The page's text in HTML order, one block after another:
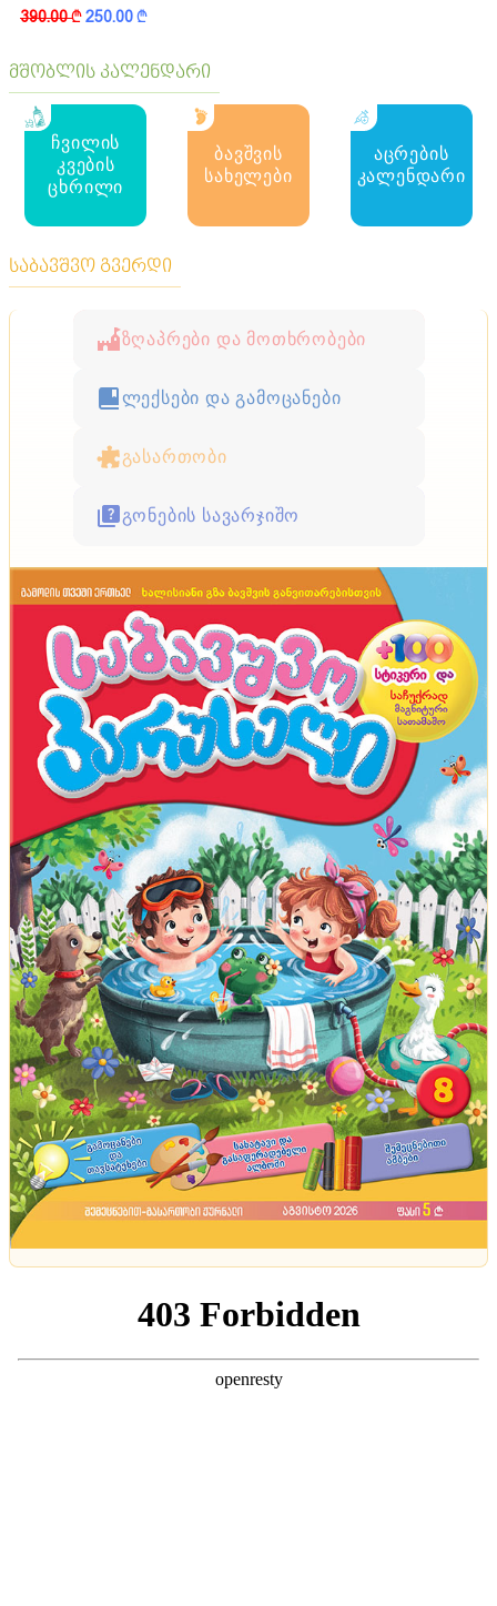
390.00k250.00k
მშობლის კალენდარი
ჩვილის
კვების
ცხრილი
ბავშვის
სახელები
აცრების
კალენდარი
საბავშვო გვერდი
ზღაპრები და მოთხრობები
ლექსები და გამოცანები
გასართობი
გონების სავარჯიშო